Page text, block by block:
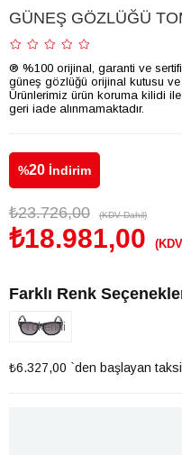
GÜNEŞ GÖZLÜĞÜ
® %100 orijinal, garanti ve
güneş gözlüğü orijinal kutusu
Ürünlerimiz ürün koruma kilidi
geri iade alınmamaktadır.
%20 İndirim
₺23.726,00 (KDV Dahil)
₺18.981,00
Farklı Renk
Tükendi
₺6.327,00 `den başlayan